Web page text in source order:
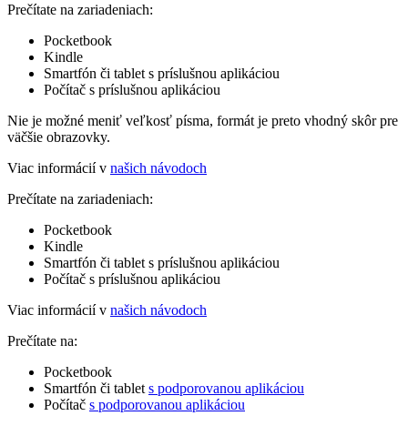
Prečítate na zariadeniach:
Pocketbook
Kindle
Smartfón či tablet s príslušnou aplikáciou
Počítač s príslušnou aplikáciou
Nie je možné meniť veľkosť písma, formát je preto vhodný skôr pre
väčšie obrazovky.
Viac informácií v našich návodoch
Prečítate na zariadeniach:
Pocketbook
Kindle
Smartfón či tablet s príslušnou aplikáciou
Počítač s príslušnou aplikáciou
Viac informácií v našich návodoch
Prečítate na:
Pocketbook
Smartfón či tablet s podporovanou aplikáciou
Počítač s podporovanou aplikáciou